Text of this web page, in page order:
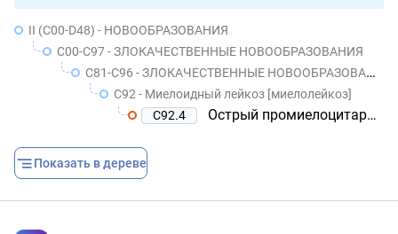
II (C00-D48) - НОВООБРАЗОВАНИЯ
C00-C97 - ЗЛОКАЧЕСТВЕННЫЕ НОВООБРАЗОВАНИЯ
C81-C96 - ЗЛОКАЧЕСТВЕННЫЕ НОВООБРАЗОВАНИЯ ЛИМФОИДНОЙ, КРОВЕТВОРНОЙ И РОДСТВЕННЫХ ИМ ТКАНЕЙ
C92 - Миелоидный лейкоз [миелолейкоз]
C92.4
Острый промиелоцитарный лейкоз [ОПЛ]
Показать в дереве